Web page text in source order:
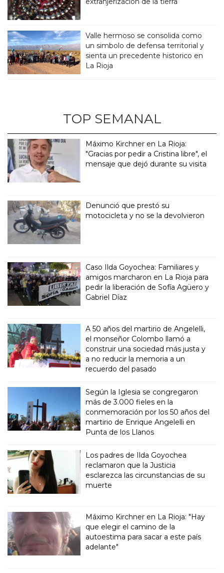
Valle hermoso se consolida como
un simbolo de defensa territorial y
sienta un precedente historico en
La Rioja
TOP SEMANAL
Máximo Kirchner en La Rioja:
"Gracias por pedir a Cristina libre", el
mensaje que dejó durante su visita
Denunció que prestó su
motocicleta y no se la devolvieron
Caso Ilda Goyochea: Familiares y
amigos marcharon en La Rioja para
pedir la liberación de Sofía Agüero y
Gabriel Díaz
A 50 años del martirio de Angelelli,
el monseñor Colombo llamó a
construir una sociedad más justa y
a no reducir la memoria a un
recuerdo del pasado
Según la Iglesia se congregaron
más de 3.000 fieles en la
conmemoración por los 50 años del
martirio de Enrique Angelelli en
Punta de los Llanos
Los padres de Ilda Goyochea
reclamaron que la Justicia
esclarezca las circunstancias de su
muerte
Máximo Kirchner en La Rioja: "Hay
que elegir el camino de la
autoestima para sacar a este país
adelante"